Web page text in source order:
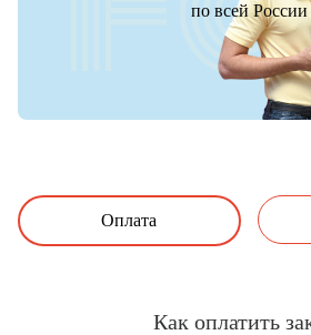
по всей России
Оплата
Как оплатить